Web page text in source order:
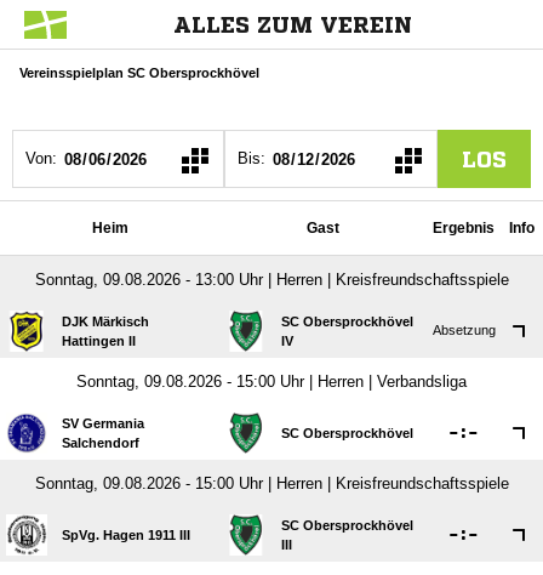
ALLES ZUM VEREIN
Vereinsspielplan SC Obersprockhövel
Von: Bis: LOS
Heim Gast Ergebnis Info
Sonntag, 09.08.2026 - 13:00 Uhr | Herren | Kreisfreundschaftsspiele
DJK Märkisch
Hattingen II
SC Obersprockhövel
IV
Absetzung
Sonntag, 09.08.2026 - 15:00 Uhr | Herren | Verbandsliga
SV Germania
Salchendorf
SC Obersprockhövel :
Sonntag, 09.08.2026 - 15:00 Uhr | Herren | Kreisfreundschaftsspiele
SpVg. Hagen 1911 III
SC Obersprockhövel
III
: